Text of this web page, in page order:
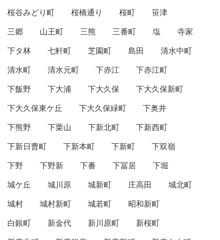
桜谷みどり町
桜橋通り 桜町
笹津
三郷
山王町 三熊 三番町 塩
寺家
下タ林
七軒町 芝園町 島田
清水中町
清水町
清水元町 下赤江
下赤江町
下飯野
下大浦 下大久保
下大久保新町
下大久保東ケ丘
下大久保緑町
下奥井
下熊野
下栗山 下新北町
下新西町
下新日曹町
下新本町 下新町
下双嶺
下野
下野新 下番 下冨居
下堀
城ケ丘
城川原 城新町 庄高田
城北町
城村
城村新町 城若町
昭和新町
白銀町
新金代 新川原町
新桜町